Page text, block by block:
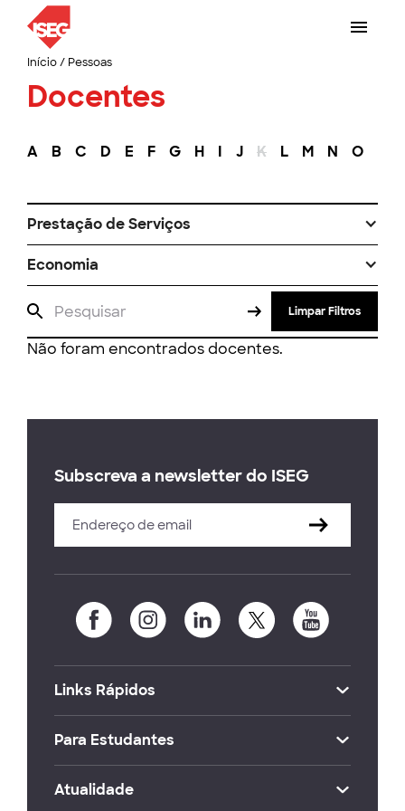
Início/ Pessoas
Docentes
A B C D E F G H I J K L M N O
Prestação de Serviços
Economia
Limpar Filtros
Não foram encontrados docentes.
Subscreva a newsletter do ISEG
Links Rápidos
Para Estudantes
Atualidade